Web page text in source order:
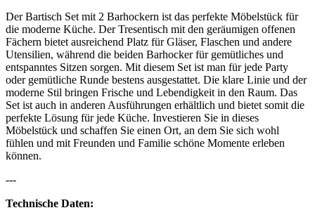
Der Bartisch Set mit 2 Barhockern ist das perfekte Möbelstück für
die moderne Küche. Der Tresentisch mit den geräumigen offenen
Fächern bietet ausreichend Platz für Gläser, Flaschen und andere
Utensilien, während die beiden Barhocker für gemütliches und
entspanntes Sitzen sorgen. Mit diesem Set ist man für jede Party
oder gemütliche Runde bestens ausgestattet. Die klare Linie und der
moderne Stil bringen Frische und Lebendigkeit in den Raum. Das
Set ist auch in anderen Ausführungen erhältlich und bietet somit die
perfekte Lösung für jede Küche. Investieren Sie in dieses
Möbelstück und schaffen Sie einen Ort, an dem Sie sich wohl
fühlen und mit Freunden und Familie schöne Momente erleben
können.
---
Technische Daten: